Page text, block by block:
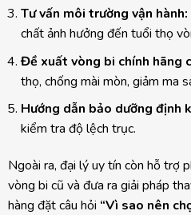
Tư vấn môi trường vận hành:
chất ảnh hưởng đến tuổi thọ
Đề xuất vòng bi chính hãng
thọ, chống mài mòn, giảm ma
Hướng dẫn bảo dưỡng định
kiểm tra độ lệch trục.
Ngoài ra, đại lý uy tín còn hỗ trợ
vòng bi cũ và đưa ra giải pháp
hàng đặt câu hỏi “Vì sao nên